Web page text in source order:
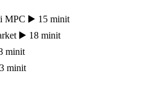
MPC ▶️ 15 minit
▶️ 18 minit
minit
minit